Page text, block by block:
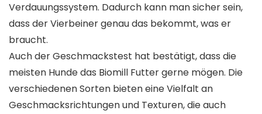
Verdauungssystem. Dadurch kann man sicher sein,
dass der Vierbeiner genau das bekommt, was er
braucht.
Auch der Geschmackstest hat bestätigt, dass die
meisten Hunde das Biomill Futter gerne mögen. Die
verschiedenen Sorten bieten eine Vielfalt an
Geschmacksrichtungen und Texturen, die auch